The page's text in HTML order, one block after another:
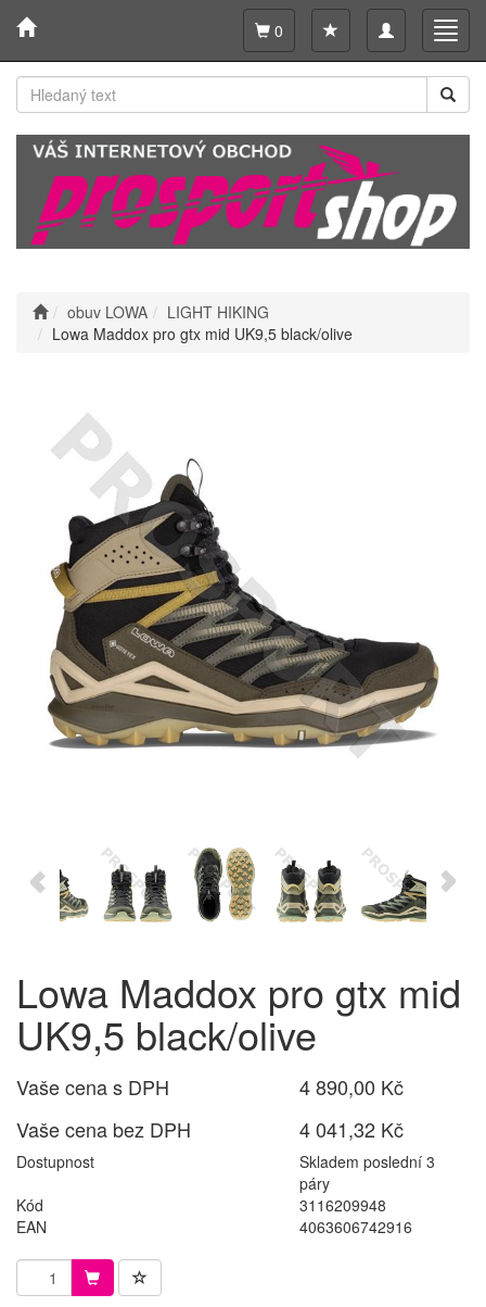
Toggle
navigation
0
obuv LOWA
LIGHT HIKING
Lowa Maddox pro gtx mid UK9,5 black/olive
Lowa Maddox pro gtx mid
UK9,5 black/olive
Vaše cena s DPH
4 890,00 Kč
Vaše cena bez DPH
4 041,32 Kč
Dostupnost
Skladem poslední 3
páry
Kód
3116209948
EAN
4063606742916